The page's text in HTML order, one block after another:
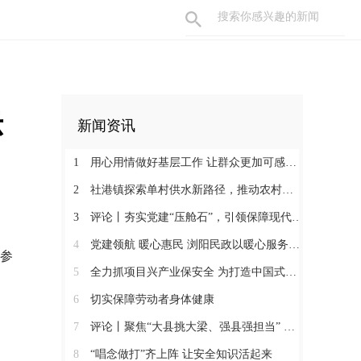
新闻资讯
1 用心用情做好基层工作 让群众更加可感可及
2 社港镇探索单村供水新路径，推动农村安全饮水提质升级
3 评论丨夯实党建“压舱石”，引领保障现代化建设新征程
4 党建领航 暖心惠民 浏阳民政以暖心服务书写惠民答卷
5 全力抓项目兴产业保安全 为打造中国式现代化县域示范作出更大贡献
6 切实保障劳动者身体健康
7 评论丨聚焦“大县挑大梁、强县强担当” 保持定力真抓实干奋发作为
8 “唱念做打”齐上阵 让安全知识活起来